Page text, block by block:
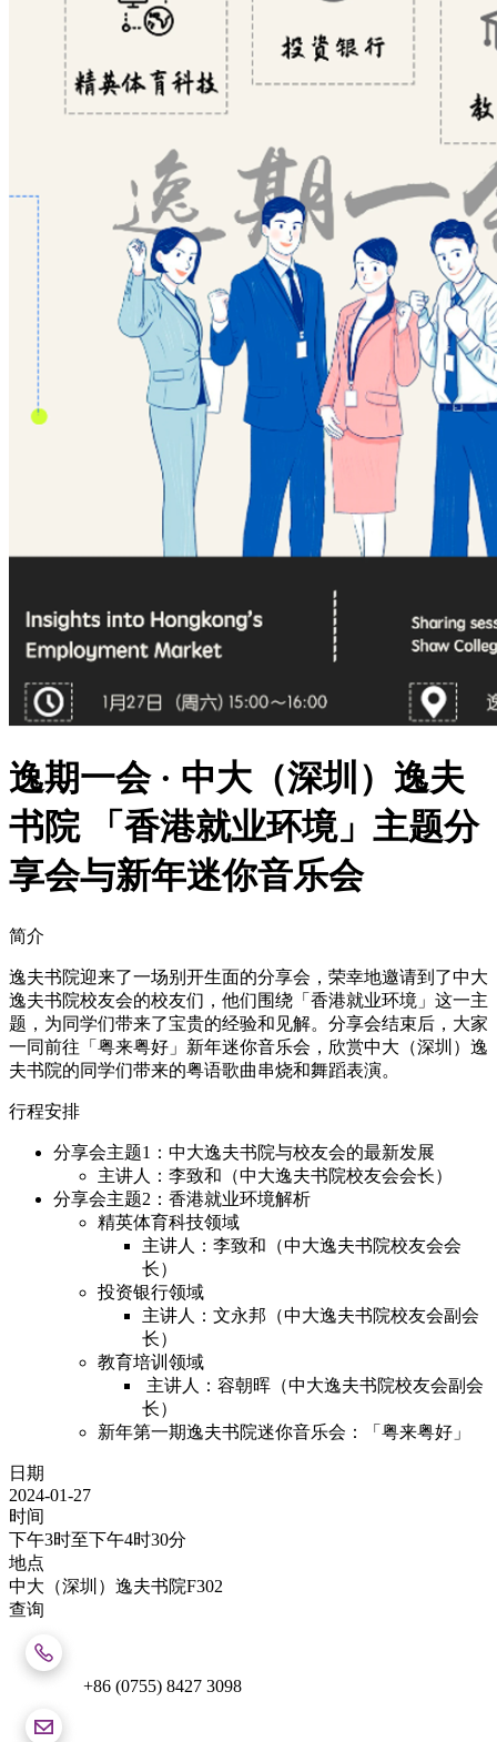
逸期一会 · 中大（深圳）逸夫
书院 「香港就业环境」主题分
享会与新年迷你音乐会
简介
逸夫书院迎来了一场别开生面的分享会，荣幸地邀请到了中大
逸夫书院校友会的校友们，他们围绕「香港就业环境」这一主
题，为同学们带来了宝贵的经验和见解。分享会结束后，大家
一同前往「粤来粤好」新年迷你音乐会，欣赏中大（深圳）逸
夫书院的同学们带来的粤语歌曲串烧和舞蹈表演。
行程安排
分享会主题1：中大逸夫书院与校友会的最新发展
主讲人：李致和（中大逸夫书院校友会会长）
分享会主题2：香港就业环境解析
精英体育科技领域
主讲人：李致和（中大逸夫书院校友会会
长）
投资银行领域
主讲人：文永邦（中大逸夫书院校友会副会
长）
教育培训领域
主讲人：容朝晖（中大逸夫书院校友会副会
长）
新年第一期逸夫书院迷你音乐会：「粤来粤好」
日期
2024-01-27
时间
下午3时至下午4时30分
地点
中大（深圳）逸夫书院F302
查询
+86 (0755) 8427 3098